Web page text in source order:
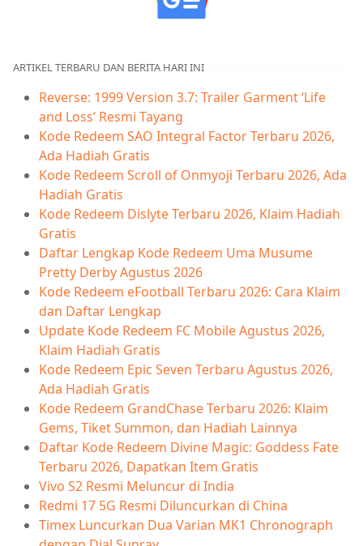
ARTIKEL TERBARU DAN BERITA HARI INI
Reverse: 1999 Version 3.7: Trailer Garment ‘Life
and Loss’ Resmi Tayang
Kode Redeem SAO Integral Factor Terbaru 2026,
Ada Hadiah Gratis
Kode Redeem Scroll of Onmyoji Terbaru 2026, Ada
Hadiah Gratis
Kode Redeem Dislyte Terbaru 2026, Klaim Hadiah
Gratis
Daftar Lengkap Kode Redeem Uma Musume
Pretty Derby Agustus 2026
Kode Redeem eFootball Terbaru 2026: Cara Klaim
dan Daftar Lengkap
Update Kode Redeem FC Mobile Agustus 2026,
Klaim Hadiah Gratis
Kode Redeem Epic Seven Terbaru Agustus 2026,
Ada Hadiah Gratis
Kode Redeem GrandChase Terbaru 2026: Klaim
Gems, Tiket Summon, dan Hadiah Lainnya
Daftar Kode Redeem Divine Magic: Goddess Fate
Terbaru 2026, Dapatkan Item Gratis
Vivo S2 Resmi Meluncur di India
Redmi 17 5G Resmi Diluncurkan di China
Timex Luncurkan Dua Varian MK1 Chronograph